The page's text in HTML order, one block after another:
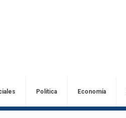
Política Economía